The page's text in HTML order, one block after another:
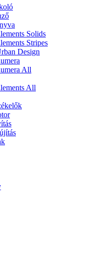
Solids
Stripes
Design
All
All